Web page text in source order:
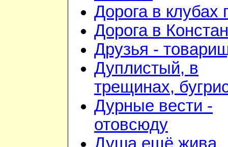
Дорога в клубах
Дорога в
Друзья -
Дуплистый, в
трещинах,
Дурные вести -
отовсюду